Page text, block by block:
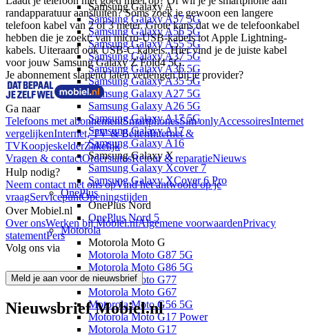
Samsung Galaxy A
Samsung Galaxy A57 5G
Samsung Galaxy A56 5G
Samsung Galaxy A55 5G
Samsung Galaxy A37 5G
Samsung Galaxy A36 5G
Samsung Galaxy A35 5G
Samsung Galaxy A27 5G
Samsung Galaxy A26 5G
Samsung Galaxy A17 5G
Samsung Galaxy A17
Samsung Galaxy A16
Samsung Galaxy X
Samsung Galaxy Xcover 7
Samsung Galaxy XCover 6 Pro
OnePlus
OnePlus Nord
OnePlus Nord 5
Motorola
Motorola Moto G
Motorola Moto G87 5G
Motorola Moto G86 5G
Motorola Moto G77
Motorola Moto G67
Motorola Moto G56 5G
Motorola Moto G17 Power
Motorola Moto G17
randapparatuur aansluiten? Soms zoek je gewoon een langere
telefoon kabel van 2 of 3 meter. Grote kans dat we de telefoonkabel
hebben die je zoekt; van micro-USB-kabels tot Apple Lightning-
kabels. Uiteraard ook USB-C kabels. Hier vind je de juiste kabel
voor jouw Samsung Galaxy Z Fold4 5G.
Je abonnement slapend laten verlengen bij je provider?
Ga naar
Telefoons met abonnementSmartphonesSim onlyAccessoiresInternet
vergelijkenInternet, TV & BellenInternet &
TVKoopjeskelderZakelijk
Vragen & contactOrderstatusRetour & reparatieNieuws
Hulp nodig?
Neem contact met ons opVind het antwoord op je
vraagServicepuntOpeningstijden
Over Mobiel.nl
Over onsWerken bij Mobiel.nlAlgemene voorwaardenPrivacy
statementPers
Volg ons via
Meld je aan voor de nieuwsbrief
Nieuwsbrief Mobiel.nl